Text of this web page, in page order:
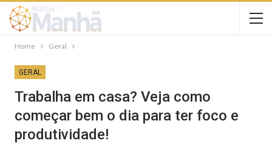
Home Geral
GERAL
Trabalha em casa? Veja como
começar bem o dia para ter foco e
produtividade!